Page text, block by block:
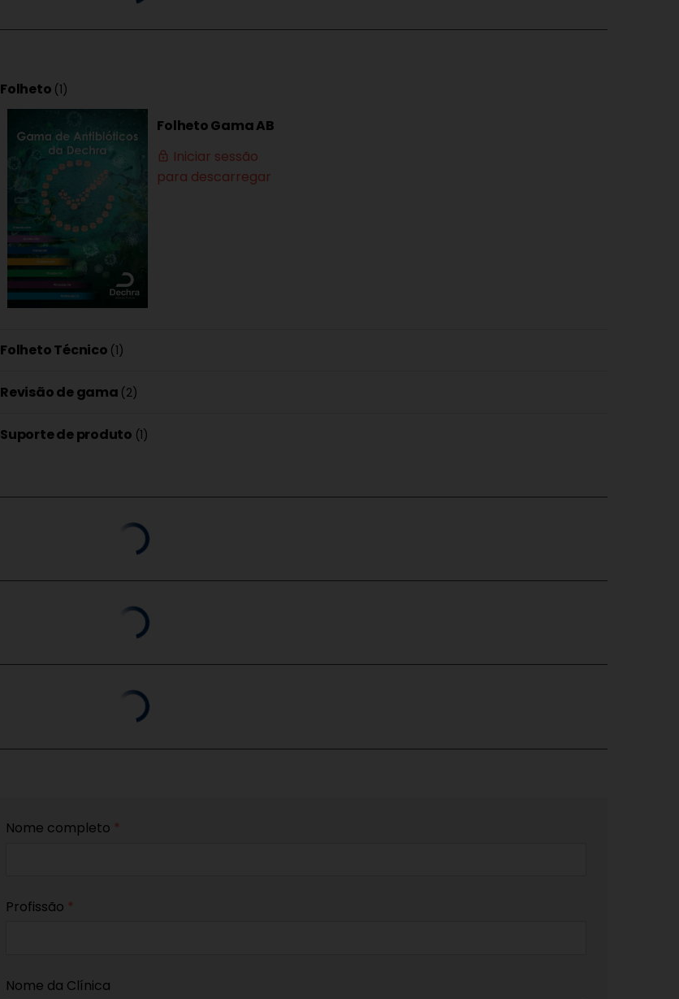
Folheto (1)
Folheto Gama AB
lock_outline Iniciar sessão
para descarregar
Folheto Técnico (1)
Revisão de gama (2)
Suporte de produto (1)
Nome completo *
Profissão *
Nome da Clínica